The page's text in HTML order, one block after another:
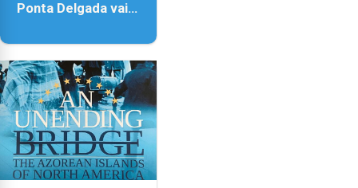
Ponta Delgada vai
instrumentos